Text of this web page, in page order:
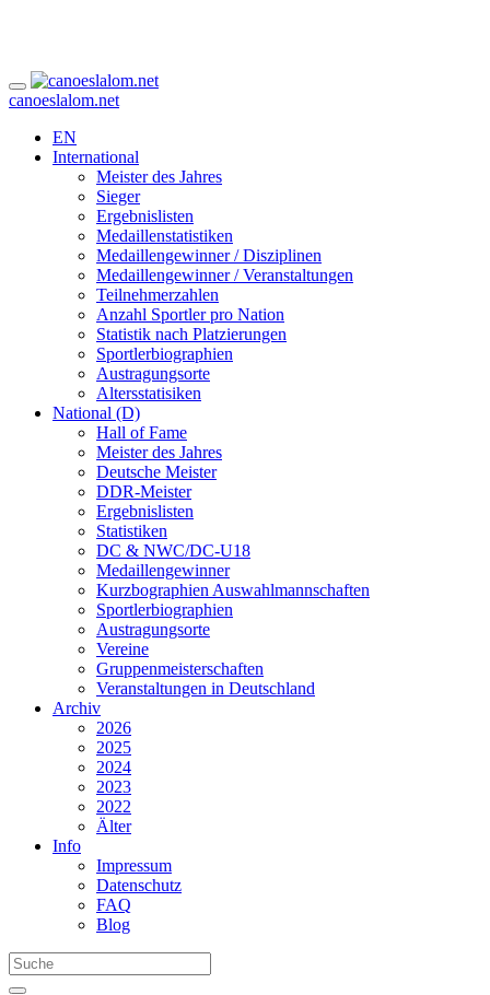
canoeslalom.net
EN
International
Meister des Jahres
Sieger
Ergebnislisten
Medaillenstatistiken
Medaillengewinner / Disziplinen
Medaillengewinner / Veranstaltungen
Teilnehmerzahlen
Anzahl Sportler pro Nation
Statistik nach Platzierungen
Sportlerbiographien
Austragungsorte
Altersstatisiken
National (D)
Hall of Fame
Meister des Jahres
Deutsche Meister
DDR-Meister
Ergebnislisten
Statistiken
DC & NWC/DC-U18
Medaillengewinner
Kurzbographien Auswahlmannschaften
Sportlerbiographien
Austragungsorte
Vereine
Gruppenmeisterschaften
Veranstaltungen in Deutschland
Archiv
2026
2025
2024
2023
2022
Älter
Info
Impressum
Datenschutz
FAQ
Blog